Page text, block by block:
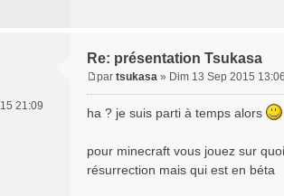
21:09
Re: présentation Tsukasa
s
a
g
par tsukasa » Dim 13 Sep 2015 13:06
ha ? je suis parti à temps alors
pour minecraft vous jouez sur
résurrection mais qui est en béta